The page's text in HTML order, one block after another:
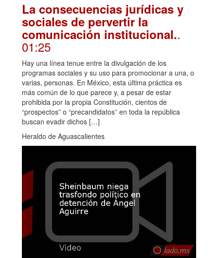
La consecuencias jurídicas y
sociales de pervertir la
comunicación institucional..
01:25
Hay una línea tenue entre la divulgación de los
programas sociales y su uso para promocionar a una, o
varias, personas. En México, esta última práctica es
más común de lo que parece y, a pesar de estar
prohibida por la propia Constitución, cientos de
“prospectos” o “precandidatos” en toda la república
buscan evadir dichos […]
Heraldo de Aguascalientes